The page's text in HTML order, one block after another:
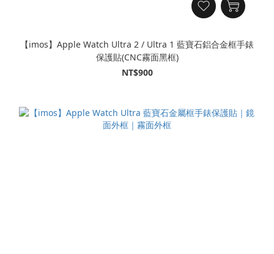
【imos】Apple Watch Ultra 2 / Ultra 1 藍寶石鋁合金框手錶
保護貼(CNC霧面黑框)
NT$900